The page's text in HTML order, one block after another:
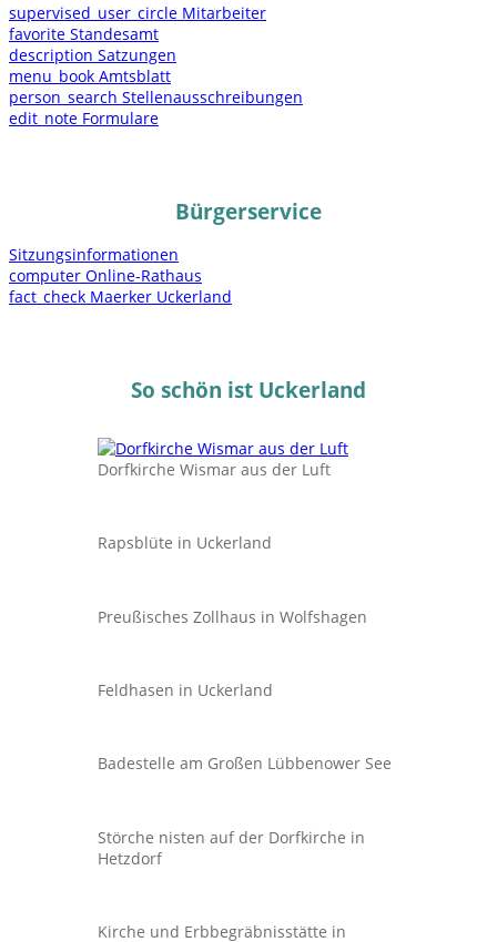
supervised_user_circle Mitarbeiter
favorite Standesamt
description Satzungen
menu_book Amtsblatt
person_search Stellenausschreibungen
edit_note Formulare
Bürgerservice
Sitzungsinformationen
computer Online-Rathaus
fact_check Maerker Uckerland
So schön ist Uckerland
Dorfkirche Wismar aus der Luft
Rapsblüte in Uckerland
Preußisches Zollhaus in Wolfshagen
Feldhasen in Uckerland
Badestelle am Großen Lübbenower See
Störche nisten auf der Dorfkirche in
Hetzdorf
Kirche und Erbbegräbnisstätte in